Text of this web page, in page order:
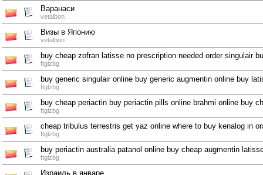
Варанаси
vetalbon
Визы в Японию
vetalbon
buy cheap zofran latisse no prescription needed order singulair
ftglzbg
buy generic singulair online buy generic augmentin online buy
ftglzbg
buy cheap periactin buy periactin pills online brahmi online buy
ftglzbg
cheap tribulus terrestris get yaz online where to buy kenalog in
ftglzbg
buy periactin australia patanol online buy cheap augmentin
ftglzbg
Израиль в январе